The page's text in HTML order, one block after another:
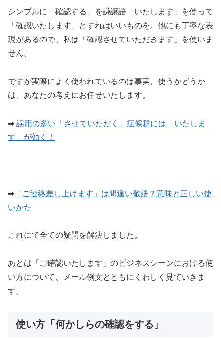
シンプルに「確認する」を謙譲語「いたします」を使って
「確認いたします」とすればいいものを。他にも丁寧な表
現があるので、私は「確認させていただきます」を使いま
せん。
ですが実際によく使われているのは事実。使うかどうか
は、あなたの考えにお任せいたします。
➡︎ 誤用の多い「させていただく」症候群には「いたしま
す」が効く！
➡︎ 「ご連絡差し上げます」は間違い敬語？意味と正しい使
いかた
これにて全ての疑問を解決しました。
あとは「ご確認いたします」のビジネスシーンにおける使
い方について、メール例文とともにくわしく見ていきま
す。
使い方「何かしらの確認をする」